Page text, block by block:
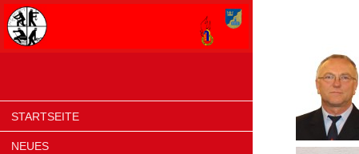
STARTSEITE
NEUES